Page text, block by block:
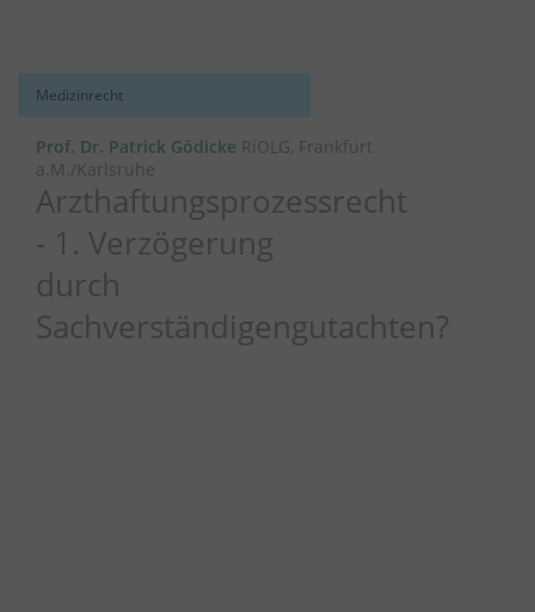
Medizinrecht
Prof. Dr. Patrick Gödicke RiOLG, Frankfurt
a.M./Karlsruhe
Arzthaftungsprozessrecht
- 1. Verzögerung
durch
Sachverständigengutachten?